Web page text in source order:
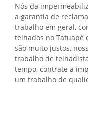
Nós da
a garantia de
trabalho em geral,
telhados no Tatuapé
são muito justos,
trabalho de
tempo, contrate a
um trabalho de